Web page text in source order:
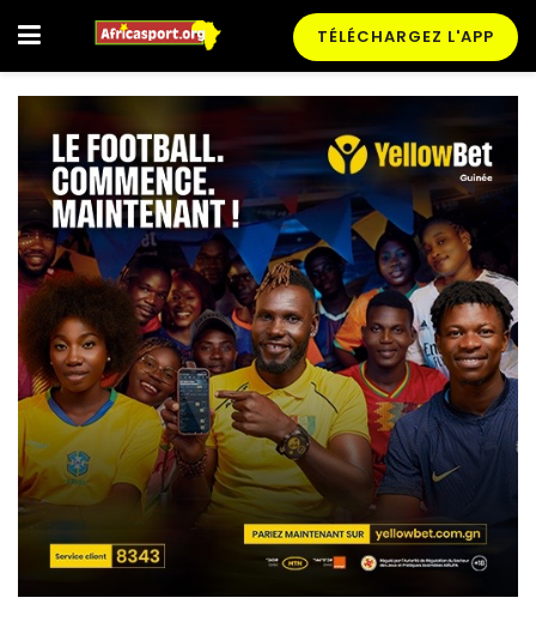
TÉLÉCHARGEZ L'APP